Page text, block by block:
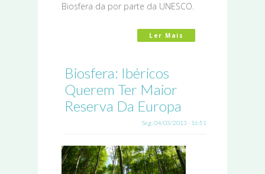
Biosfera da por parte da UNESCO.
Ler Mais
Biosfera: Ibéricos
Querem Ter Maior
Reserva Da Europa
Seg, 04/03/2013 - 16:51